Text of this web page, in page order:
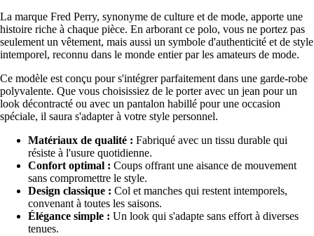
La marque Fred Perry, synonyme de culture et de mode, apporte une
histoire riche à chaque pièce. En arborant ce polo, vous ne portez pas
seulement un vêtement, mais aussi un symbole d'authenticité et de style
intemporel, reconnu dans le monde entier par les amateurs de mode.
Ce modèle est conçu pour s'intégrer parfaitement dans une garde-robe
polyvalente. Que vous choisissiez de le porter avec un jean pour un
look décontracté ou avec un pantalon habillé pour une occasion
spéciale, il saura s'adapter à votre style personnel.
Matériaux de qualité : Fabriqué avec un tissu durable qui
résiste à l'usure quotidienne.
Confort optimal : Coups offrant une aisance de mouvement
sans compromettre le style.
Design classique : Col et manches qui restent intemporels,
convenant à toutes les saisons.
Élégance simple : Un look qui s'adapte sans effort à diverses
tenues.